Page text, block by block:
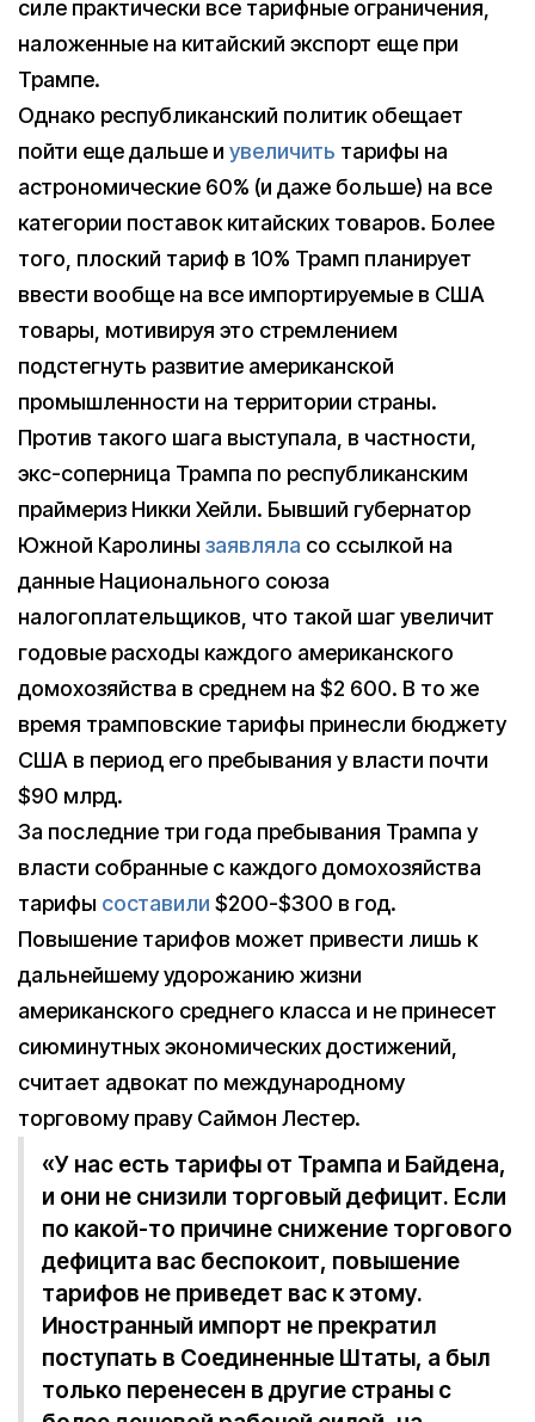
силе практически все тарифные ограничения,
наложенные на китайский экспорт еще при
Трампе.
Однако республиканский политик обещает
пойти еще дальше и увеличить тарифы на
астрономические 60% (и даже больше) на все
категории поставок китайских товаров. Более
того, плоский тариф в 10% Трамп планирует
ввести вообще на все импортируемые в США
товары, мотивируя это стремлением
подстегнуть развитие американской
промышленности на территории страны.
Против такого шага выступала, в частности,
экс-соперница Трампа по республиканским
праймериз Никки Хейли. Бывший губернатор
Южной Каролины заявляла со ссылкой на
данные Национального союза
налогоплательщиков, что такой шаг увеличит
годовые расходы каждого американского
домохозяйства в среднем на $2 600. В то же
время трамповские тарифы принесли бюджету
США в период его пребывания у власти почти
$90 млрд.
За последние три года пребывания Трампа у
власти собранные с каждого домохозяйства
тарифы составили $200-$300 в год.
Повышение тарифов может привести лишь к
дальнейшему удорожанию жизни
американского среднего класса и не принесет
сиюминутных экономических достижений,
считает адвокат по международному
торговому праву Саймон Лестер.
«У нас есть тарифы от Трампа и Байдена,
и они не снизили торговый дефицит. Если
по какой-то причине снижение торгового
дефицита вас беспокоит, повышение
тарифов не приведет вас к этому.
Иностранный импорт не прекратил
поступать в Соединенные Штаты, а был
только перенесен в другие страны с